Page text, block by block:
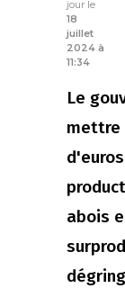
jour le
18
juillet
2024 à
11:34
Le
mettre
abois